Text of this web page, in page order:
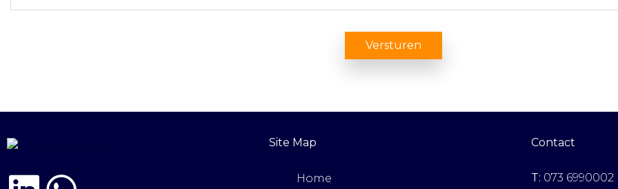
Site Map
Home
Contact
T: 073 6990002